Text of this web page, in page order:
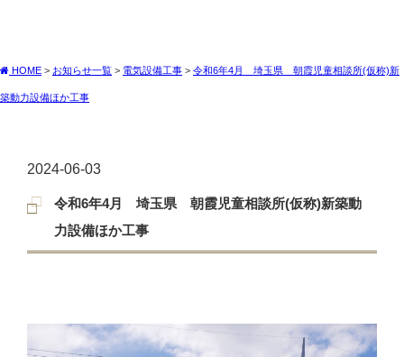
HOME > お知らせ一覧 > 電気設備工事 > 令和6年4月 埼玉県 朝霞児童相談所(仮称)新
築動力設備ほか工事
2024-06-03
令和6年4月 埼玉県 朝霞児童相談所(仮称)新築動
力設備ほか工事